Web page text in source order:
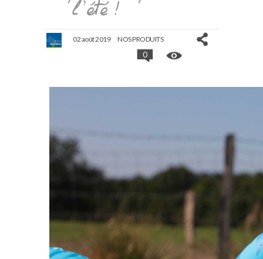
l’été !
02 août 2019 NOS PRODUITS
0